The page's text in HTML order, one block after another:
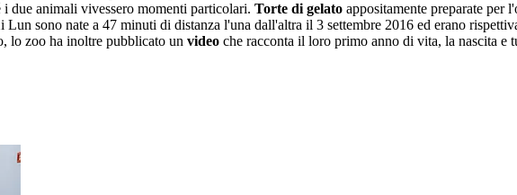
due animali vivessero momenti particolari. Torte di gelato appositamente preparate per
sono nate a 47 minuti di distanza l'una dall'altra il 3 settembre 2016 ed erano
lo zoo ha inoltre pubblicato un video che racconta il loro primo anno di vita, la nascita e